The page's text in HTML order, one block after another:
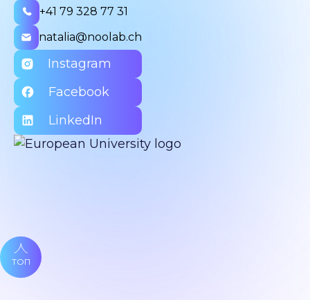
+41 79 328 77 31
natalia@noolab.ch
Instagram
Facebook
LinkedIn
ТОП